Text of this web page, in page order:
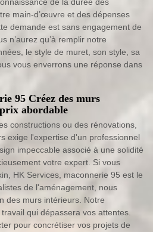
de la durée des
main-d’œuvre et des dépenses
demande est sans engagement de
n’aurez qu’à remplir notre
le style de muret, son style, sa
vous enverrons une réponse dans
95 Créez des murs
abordable
constructions ou des rénovations,
exige l'expertise d'un professionnel
impeccable associé à une solidité
votre expert. Si vous
HK Services, maconnerie 95 est le
de l'aménagement, nous
des murs intérieurs. Notre
qui dépassera vos attentes.
pour concrétiser vos projets de